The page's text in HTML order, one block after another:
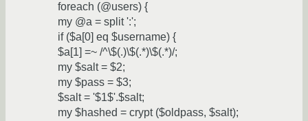
foreach (@users) {
my @a = split ':';
if ($a[0] eq $username) {
$a[1] =~ /^\$(.)\$(.*)\$(.*)/;
my $salt = $2;
my $pass = $3;
$salt = '$1$'.$salt;
my $hashed = crypt ($oldpass, $salt);